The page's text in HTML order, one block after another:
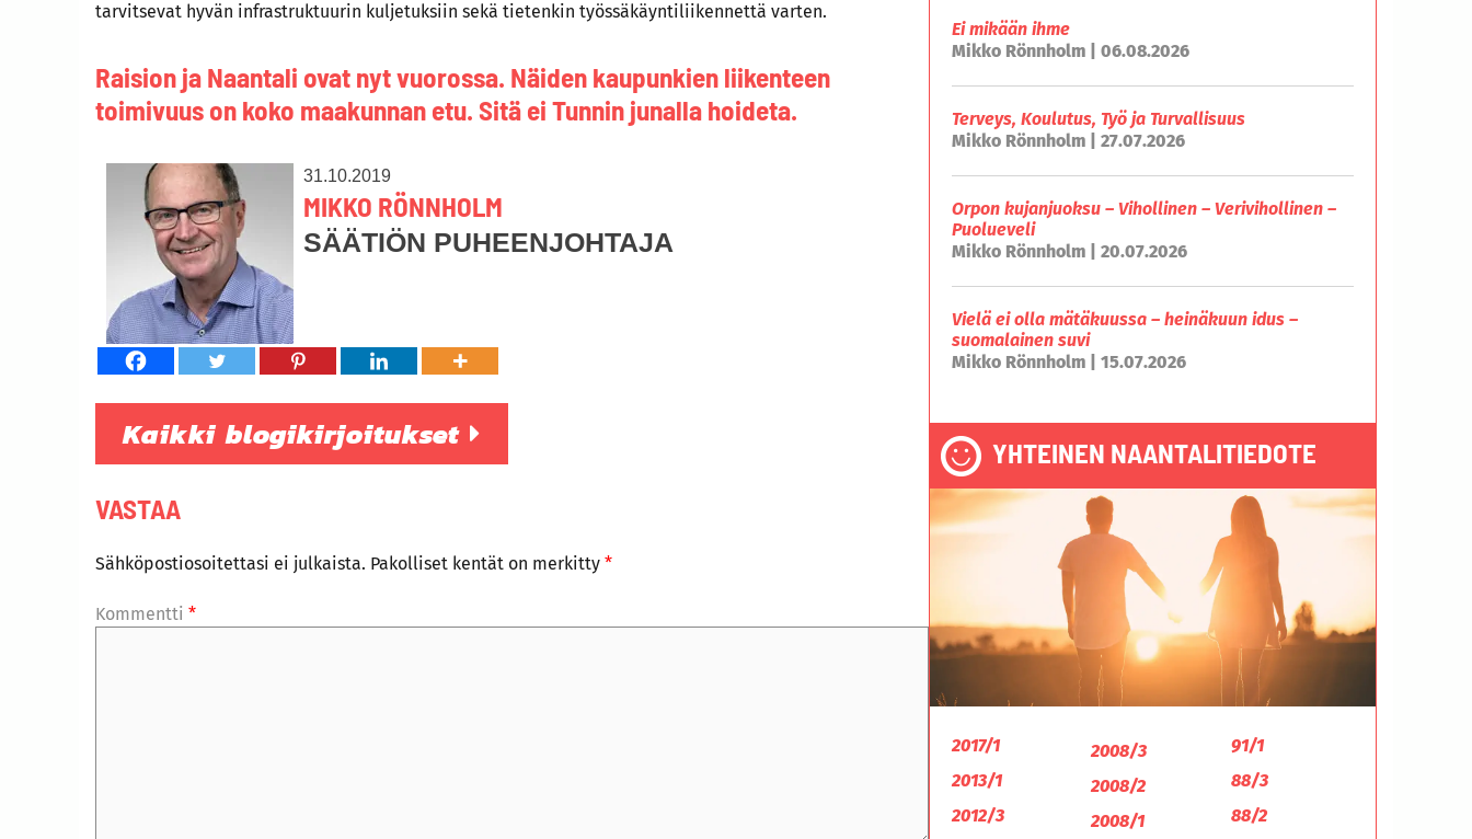
tarvitsevat hyvän infrastruktuurin kuljetuksiin sekä tietenkin työssäkäyntiliikennettä varten.
Raision ja Naantali ovat nyt vuorossa. Näiden kaupunkien liikenteen
toimivuus on koko maakunnan etu. Sitä ei Tunnin junalla hoideta.
31.10.2019
MIKKO RÖNNHOLM
SÄÄTIÖN PUHEENJOHTAJA
Kaikki blogikirjoitukset
VASTAA
Sähköpostiosoitettasi ei julkaista. Pakolliset kentät on merkitty *
Kommentti *
Ei mikään ihme
Mikko Rönnholm | 06.08.2026
Terveys, Koulutus, Työ ja Turvallisuus
Mikko Rönnholm | 27.07.2026
Orpon kujanjuoksu – Vihollinen – Verivihollinen –
Puolueveli
Mikko Rönnholm | 20.07.2026
Vielä ei olla mätäkuussa – heinäkuun idus –
suomalainen suvi
Mikko Rönnholm | 15.07.2026
YHTEINEN NAANTALITIEDOTE
2017/1
2013/1
2012/3
2008/3
2008/2
2008/1
91/1
88/3
88/2